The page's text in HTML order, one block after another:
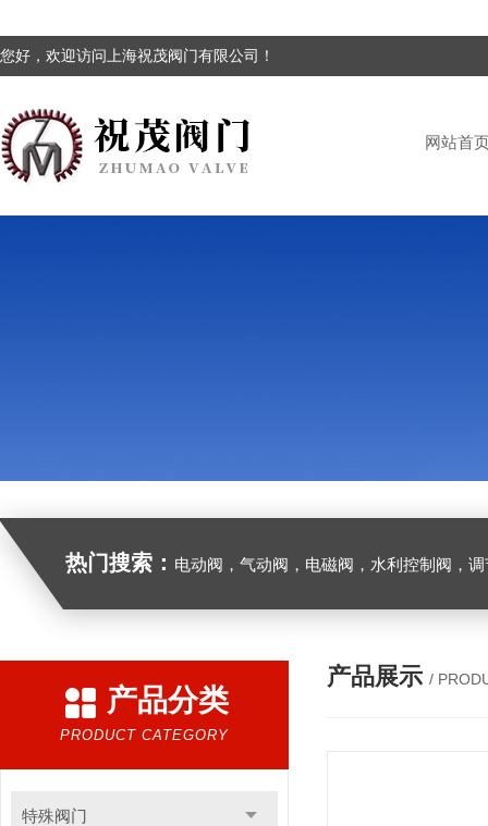
您好，欢迎访问上海祝茂阀门有限公司！
网站首
热门搜索： 电动阀，气动阀，电磁阀，水利控制阀，调节
产品分类
PRODUCT CATEGORY
特殊阀门
产品展示 /